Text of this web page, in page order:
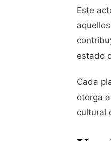
Este
estado
Cada
otorga
cultural